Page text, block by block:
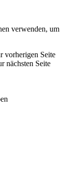
verwenden, um
vorherigen Seite
nächsten Seite